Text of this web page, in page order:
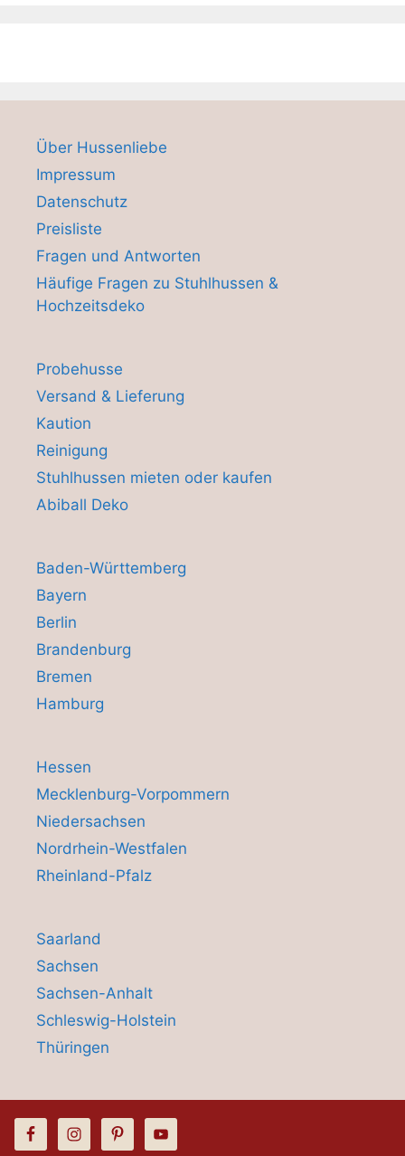
Über Hussenliebe
Impressum
Datenschutz
Preisliste
Fragen und Antworten
Häufige Fragen zu Stuhlhussen &
Hochzeitsdeko
Probehusse
Versand & Lieferung
Kaution
Reinigung
Stuhlhussen mieten oder kaufen
Abiball Deko
Baden-Württemberg
Bayern
Berlin
Brandenburg
Bremen
Hamburg
Hessen
Mecklenburg-Vorpommern
Niedersachsen
Nordrhein-Westfalen
Rheinland-Pfalz
Saarland
Sachsen
Sachsen-Anhalt
Schleswig-Holstein
Thüringen